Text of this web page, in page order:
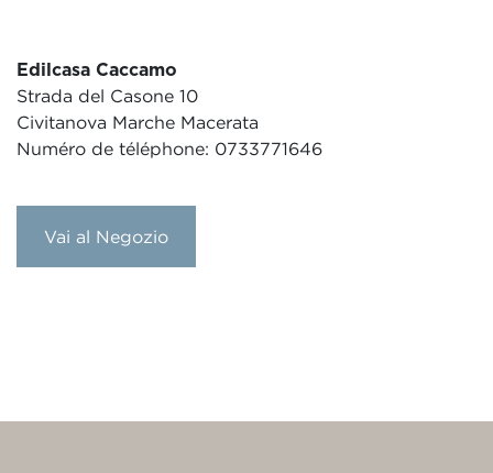
Edilcasa Caccamo
Strada del Casone 10
Civitanova Marche Macerata
Numéro de téléphone: 0733771646
Vai al Negozio